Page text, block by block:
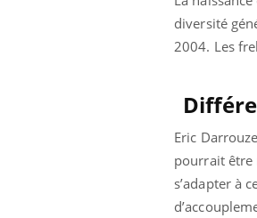
diversité
2004. Les
Eric
pourrait être
s’adapter à